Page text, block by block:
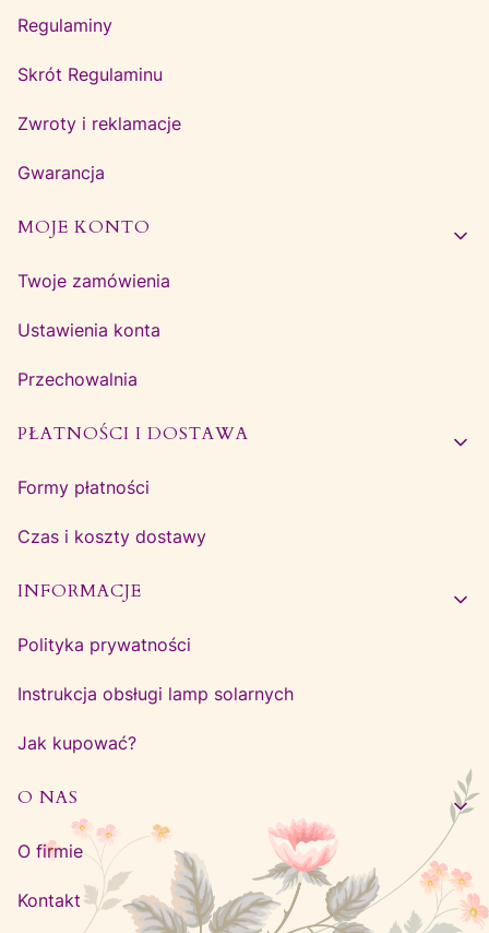
Regulaminy
Skrót Regulaminu
Zwroty i reklamacje
Gwarancja
MOJE KONTO
Twoje zamówienia
Ustawienia konta
Przechowalnia
PŁATNOŚCI I DOSTAWA
Formy płatności
Czas i koszty dostawy
INFORMACJE
Polityka prywatności
Instrukcja obsługi lamp solarnych
Jak kupować?
O NAS
O firmie
Kontakt